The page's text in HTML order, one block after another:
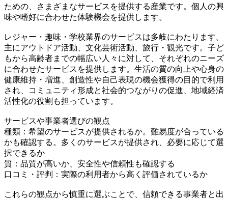
ための、さまざまなサービスを提供する産業です。個人の興
味や嗜好に合わせた体験機会を提供します。
レジャー・趣味・学校業界のサービスは多岐にわたります。
主にアウトドア活動、文化芸術活動、旅行・観光です。子ど
もから高齢者までの幅広い人々に対して、それぞれのニーズ
に合わせたサービスを提供します。生活の質の向上や心身の
健康維持・増進、創造性や自己表現の機会獲得の目的で利用
され、コミュニティ形成と社会的つながりの促進、地域経済
活性化の役割も担っています。
サービスや事業者選びの観点
種類：希望のサービスが提供されるか。難易度が合っている
かも確認する。多くのサービスが提供され、必要に応じて選
択できるか
質：品質が高いか、安全性や信頼性も確認する
口コミ・評判：実際の利用者から高く評価されているか
これらの観点から慎重に選ぶことで、信頼できる事業者と出